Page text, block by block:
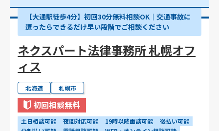
【大通駅徒歩4分】初回30分無料相談OK｜交通事故に
遭ったらできるだけ早い段階でご相談ください
ネクスパート法律事務所 札幌オフ
ィス
北海道 札幌市
初回相談無料
土日相談可能 夜間対応可能 19時以降面談可能
後払い可能